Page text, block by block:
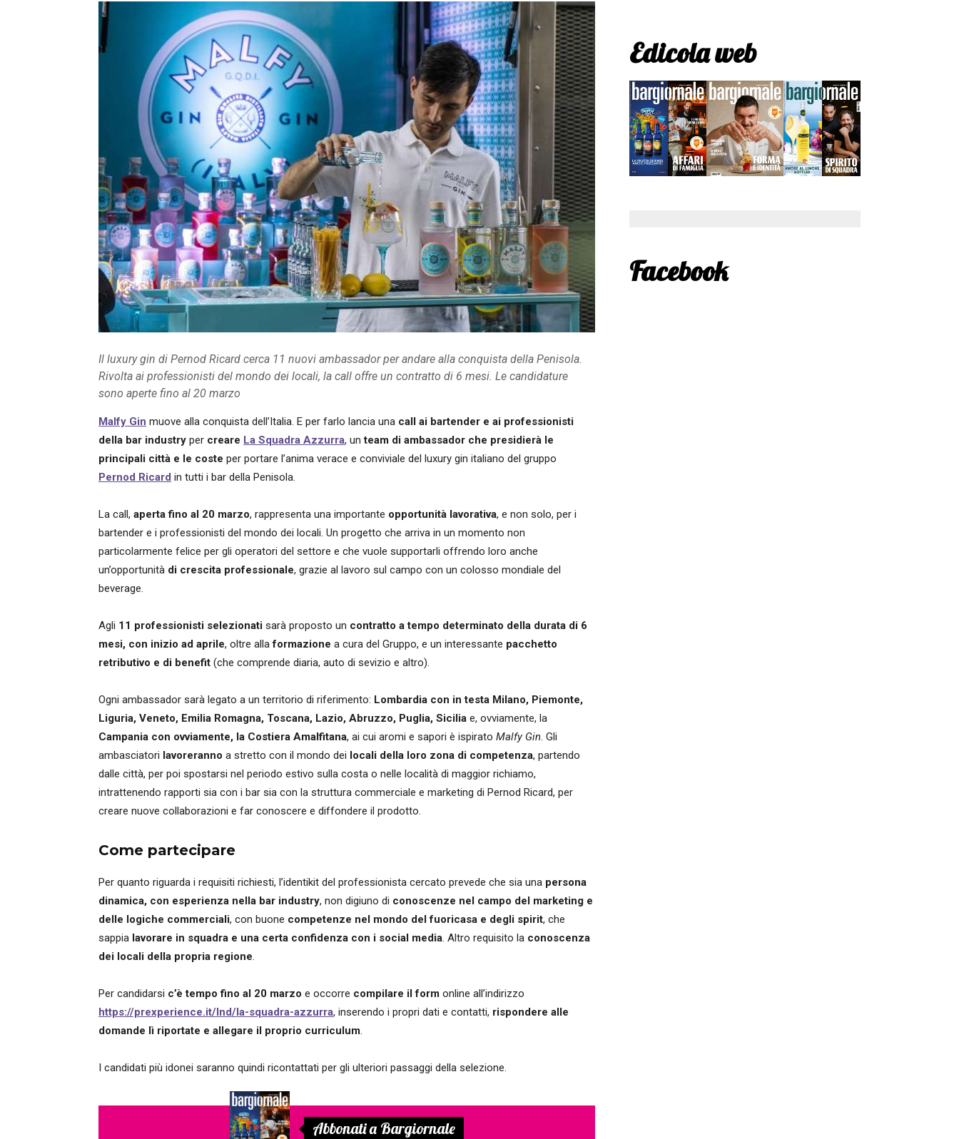
Il luxury gin di Pernod Ricard cerca 11 nuovi ambassador per andare alla conquista della Penisola.
Rivolta ai professionisti del mondo dei locali, la call offre un contratto di 6 mesi. Le candidature
sono aperte fino al 20 marzo
Malfy Gin muove alla conquista dell’Italia. E per farlo lancia una call ai bartender e ai professionisti
della bar industry per creare La Squadra Azzurra, unteam di ambassador che presidierà le
principali città e le coste per portare l’anima verace e conviviale del luxury gin italiano del gruppo
Pernod Ricard in tutti i bar della Penisola.
La call, aperta fino al 20 marzo, rappresenta una importante opportunità lavorativa, e non solo, per i
bartender e i professionisti del mondo dei locali. Un progetto che arriva in un momento non
particolarmente felice per gli operatori del settore e che vuole supportarli offrendo loro anche
un’opportunità di crescita professionale, grazie al lavoro sul campo con un colosso mondiale del
beverage.
Agli 11 professionisti selezionati sarà proposto un contratto a tempo determinato della durata di 6
mesi, con inizio ad aprile, oltre allaformazione a cura del Gruppo, e un interessante pacchetto
retributivo e di benefit (che comprende diaria, auto di sevizio e altro).
Ogni ambassador sarà legato a un territorio di riferimento: Lombardia con in testa Milano, Piemonte,
Liguria, Veneto, Emilia Romagna, Toscana, Lazio, Abruzzo, Puglia, Sicilia e, ovviamente, la
Campania con ovviamente, la Costiera Amalfitana, ai cui aromi e sapori è ispirato Malfy Gin. Gli
ambasciatori lavoreranno a stretto con il mondo dei locali della loro zona di competenza, partendo
dalle città, per poi spostarsi nel periodo estivo sulla costa o nelle località di maggior richiamo,
intrattenendo rapporti sia con i bar sia con la struttura commerciale e marketing di Pernod Ricard, per
creare nuove collaborazioni e far conoscere e diffondere il prodotto.
Come partecipare
Per quanto riguarda i requisiti richiesti, l’identikit del professionista cercato prevede che sia una persona
dinamica, con esperienza nella bar industry, non digiuno di conoscenze nel campo del marketing e
delle logiche commerciali, con buone competenze nel mondo del fuoricasa e degli spirit, che
sappia lavorare in squadra e una certa confidenza con i social media. Altro requisito la conoscenza
dei locali della propria regione.
Per candidarsi c’è tempo fino al 20 marzo e occorre compilare il form online all’indirizzo
https://prexperience.it/lnd/la-squadra-azzurra, inserendo i propri dati e contatti, rispondere alle
domande lì riportate e allegare il proprio curriculum.
I candidati più idonei saranno quindi ricontattati per gli ulteriori passaggi della selezione.
Abbonati a Bargiornale
Edicola web
Facebook